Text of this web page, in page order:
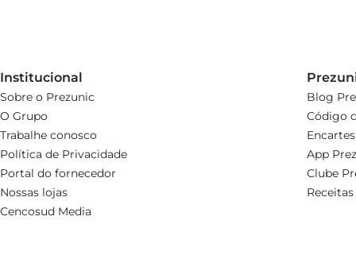
Institucional
Sobre o Prezunic
O Grupo
Trabalhe conosco
Política de Privacidade
Portal do fornecedor
Nossas lojas
Cencosud Media
Blog
Código
Encartes
App
Clube
Receitas